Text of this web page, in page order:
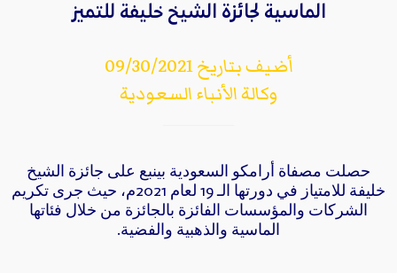
الماسية لجائزة الشيخ خليفة للتميز
أضيف بتاريخ 09/30/2021
وكالة الأنباء السعودية
حصلت مصفاة أرامكو السعودية بينبع على جائزة الشيخ
خليفة للامتياز في دورتها الـ 19 لعام 2021م، حيث جرى تكريم
الشركات والمؤسسات الفائزة بالجائزة من خلال فئاتها
الماسية والذهبية والفضية.